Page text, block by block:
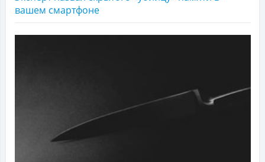
вашем смартфоне